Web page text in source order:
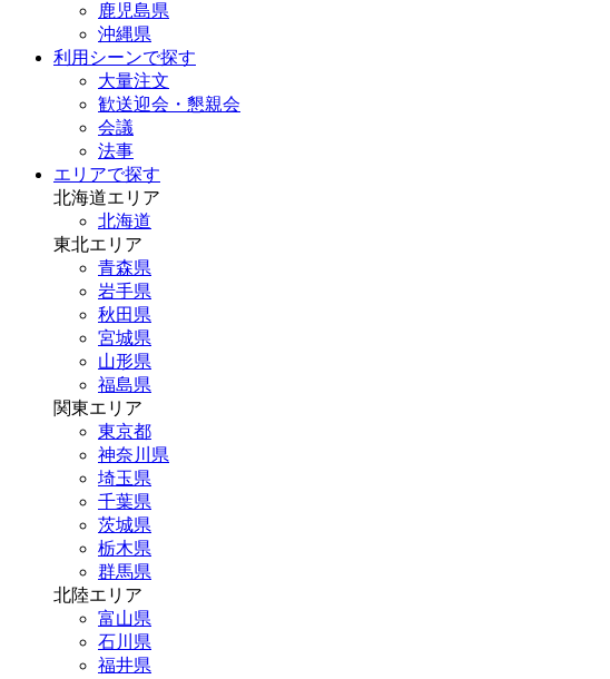
鹿児島県
沖縄県
利用シーンで探す
大量注文
歓送迎会・懇親会
会議
法事
エリアで探す
北海道エリア
北海道
東北エリア
青森県
岩手県
秋田県
宮城県
山形県
福島県
関東エリア
東京都
神奈川県
埼玉県
千葉県
茨城県
栃木県
群馬県
北陸エリア
富山県
石川県
福井県